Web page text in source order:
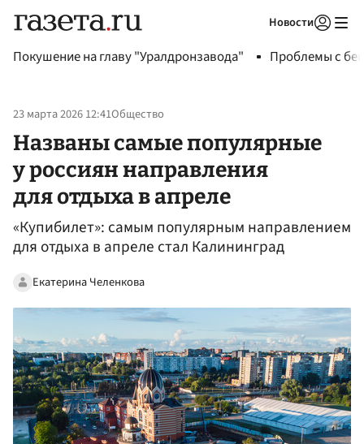
Новости
Покушение на главу "Уралдронзавода" Проблемы с
23 марта 2026 12:41Общество
Названы самые популярные
у россиян направления
для отдыха в апреле
«Купибилет»: самым популярным направлением
для отдыха в апреле стал Калининград
Екатерина Челенкова